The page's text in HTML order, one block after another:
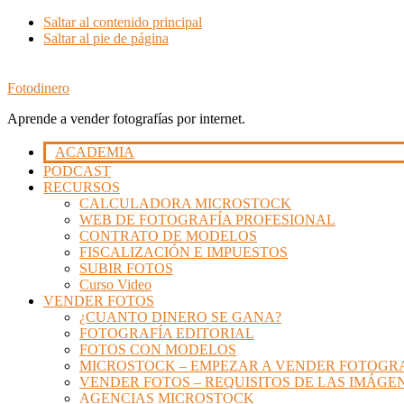
Saltar al contenido principal
Saltar al pie de página
Fotodinero
Aprende a vender fotografías por internet.
ACADEMIA
PODCAST
RECURSOS
CALCULADORA MICROSTOCK
WEB DE FOTOGRAFÍA PROFESIONAL
CONTRATO DE MODELOS
FISCALIZACIÓN E IMPUESTOS
SUBIR FOTOS
Curso Video
VENDER FOTOS
¿CUANTO DINERO SE GANA?
FOTOGRAFÍA EDITORIAL
FOTOS CON MODELOS
MICROSTOCK – EMPEZAR A VENDER
VENDER FOTOS – REQUISITOS DE LAS
AGENCIAS MICROSTOCK